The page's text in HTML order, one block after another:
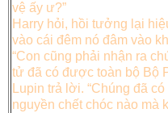
vệ ấy ư?”
Harry hỏi, hồi tưởng lại
vào cái đêm nó đâm vào
“Con cũng phải nhận ra
tử đã có được toàn bộ Bộ
Lupin trả lời. “Chúng đã
nguyền chết chóc nào mà